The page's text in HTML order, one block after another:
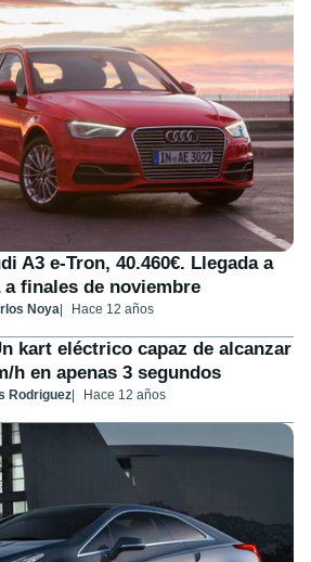
A3 e-Tron, 40.460€. Llegada a
a finales de noviembre
Noya Hace 12 años
kart eléctrico capaz de alcanzar
h en apenas 3 segundos
Rodriguez Hace 12 años